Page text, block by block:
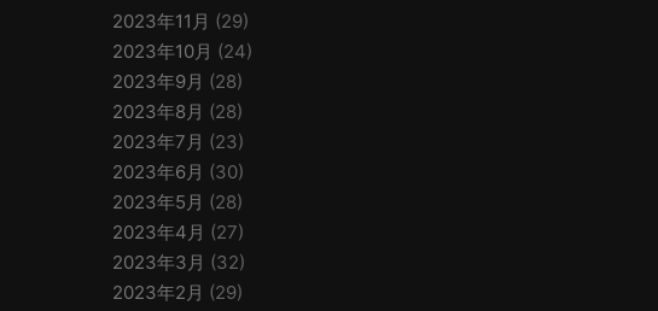
2023年11月 (29)
2023年10月 (24)
2023年9月 (28)
2023年8月 (28)
2023年7月 (23)
2023年6月 (30)
2023年5月 (28)
2023年4月 (27)
2023年3月 (32)
2023年2月 (29)